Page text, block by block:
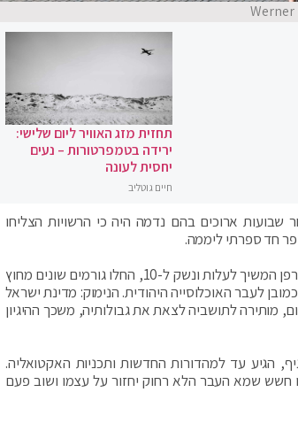
תחזית מזג האוויר ליום שלישי:
ירידה בטמפרטורות – נעים
יחסית לעונה
חיים גוטליב
לאחר שבועות ארוכים בהם נדמה היה כי הרשויות הצליחו
חד ספרתי ליממה.
כעבור ימים אחדים, משמספר החולים המאומתים בקרב הקהילה היהודית באנטוורפן המשיך לעלות ונשק ל-10, החלו גורמים שונים מחוץ
לעבר האוכלוסייה היהודית. הנימוק: מדינת ישראל
לתושביה לצאת את גבולותיה, משכך ההיגיון
הגיע עד למהדורות החדשות ותכניות האקטואליה.
חשש שמא העבר הלא רחוק יחזור על עצמו ושוב פעם